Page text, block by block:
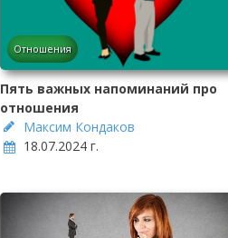
Отношения
Пять важных напоминаний про
отношения
Максим Кондаков
18.07.2024 г.